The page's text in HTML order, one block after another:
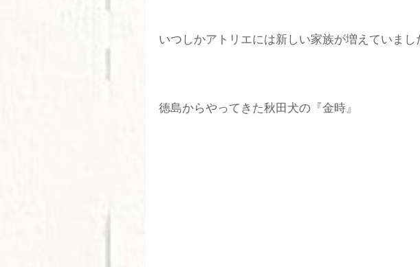
いつしかアトリエには新しい家族が増えていまし
徳島からやってきた秋田犬の『金時』